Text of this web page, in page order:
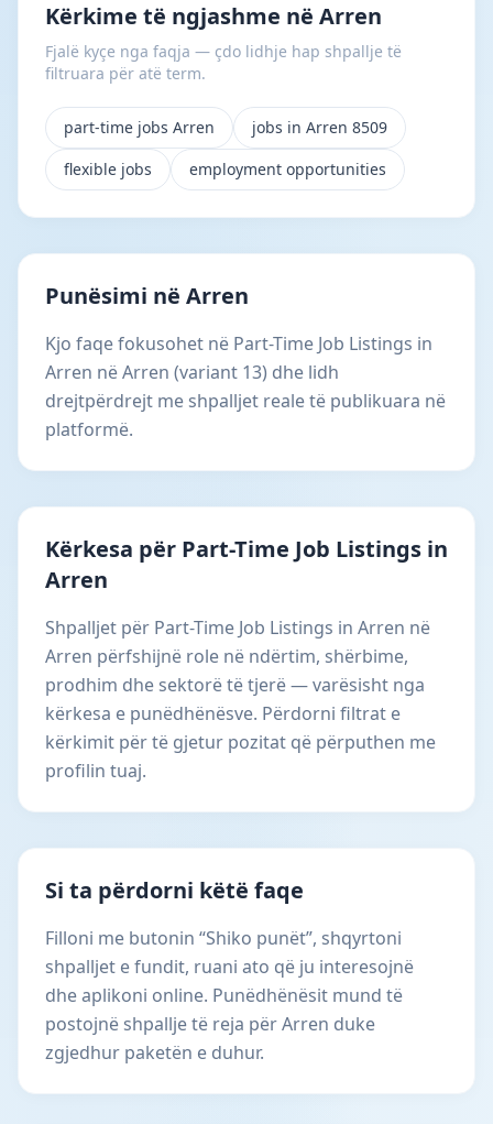
Kërkime të ngjashme në Arren
Fjalë kyçe nga faqja — çdo lidhje hap shpallje të
filtruara për atë term.
part-time jobs Arren
jobs in Arren 8509
flexible jobs
employment opportunities
Punësimi në Arren
Kjo faqe fokusohet në Part-Time Job Listings in
Arren në Arren (variant 13) dhe lidh
drejtpërdrejt me shpalljet reale të publikuara në
platformë.
Kërkesa për Part-Time Job Listings in
Arren
Shpalljet për Part-Time Job Listings in Arren në
Arren përfshijnë role në ndërtim, shërbime,
prodhim dhe sektorë të tjerë — varësisht nga
kërkesa e punëdhënësve. Përdorni filtrat e
kërkimit për të gjetur pozitat që përputhen me
profilin tuaj.
Si ta përdorni këtë faqe
Filloni me butonin “Shiko punët”, shqyrtoni
shpalljet e fundit, ruani ato që ju interesojnë
dhe aplikoni online. Punëdhënësit mund të
postojnë shpallje të reja për Arren duke
zgjedhur paketën e duhur.